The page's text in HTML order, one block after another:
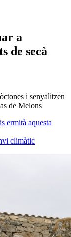
a
de secà
i senyalitzen
de Melons
ermità aquesta
climàtic